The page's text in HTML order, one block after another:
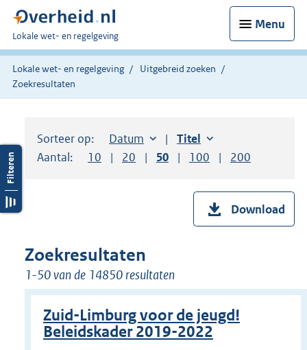
Menu
U
bent
hier:
Lokale wet- en regelgeving
Lokale wet- en regelgeving
Uitgebreid zoeken
Zoekresultaten
Sorteer op: Sorteer op:
Datum aflopendSorteer op:
Titel oplopend
Aantal:
Toon
10 resultaten per pagina
Toon
20 resultaten per pagina
Toon
50 resultaten per pagina
Toon
100 resultaten per
Toon
200
Download
Zoekresultaten
1-50 van de 14850 resultaten
Zuid-Limburg voor de jeugd!
Beleidskader 2019-2022